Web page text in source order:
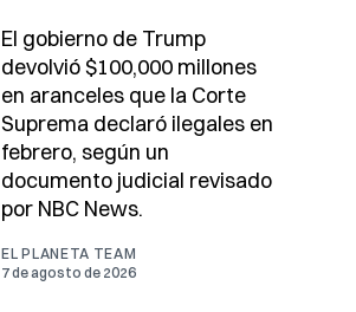
El gobierno de Trump
devolvió $100,000 millones
en aranceles que la Corte
Suprema declaró ilegales en
febrero, según un
documento judicial revisado
por NBC News.
EL PLANETA TEAM
7 de agosto de 2026